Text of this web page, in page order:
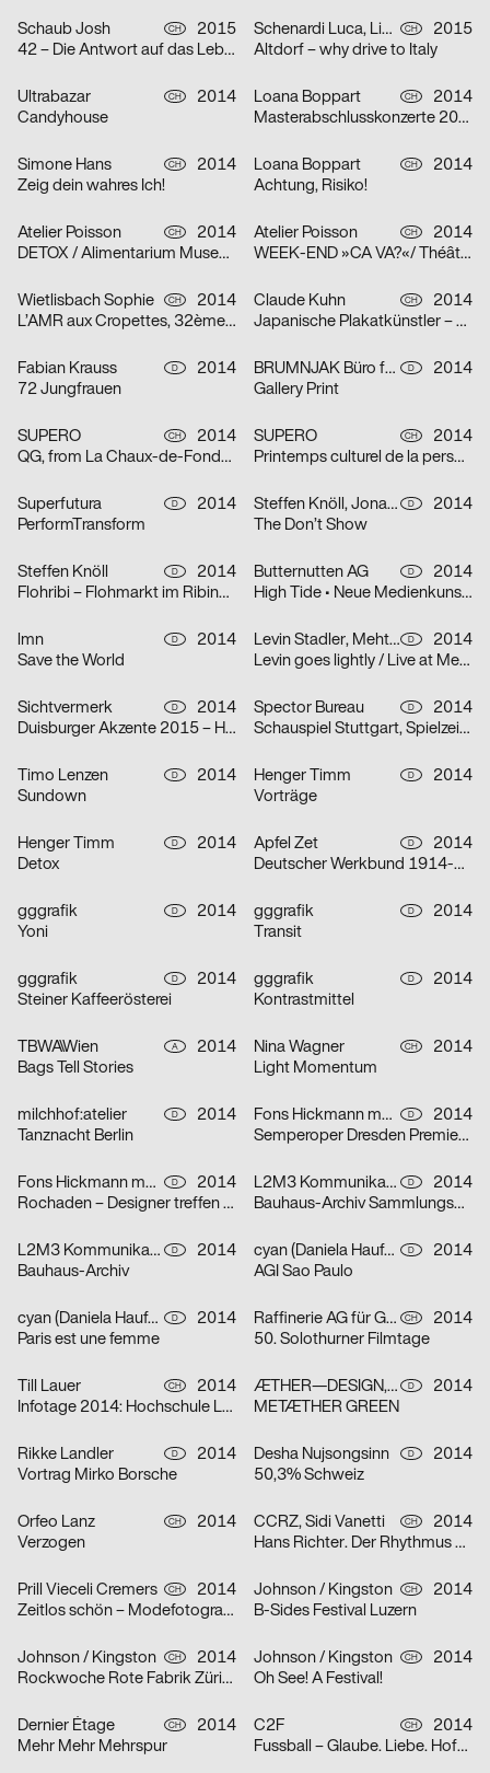
Schaub Josh CH
2015
42 – Die Antwort auf das Leben, das Universum und alles
Schenardi Luca, Lina Müller CH
2015
Altdorf – why drive to Italy
Ultrabazar CH
2014
Candyhouse
Loana Boppart CH
2014
Masterabschlusskonzerte 2014
Simone Hans CH
2014
Zeig dein wahres Ich!
Loana Boppart CH
2014
Achtung, Risiko!
Atelier Poisson CH
2014
DETOX / Alimentarium Museum
Atelier Poisson CH
2014
WEEK-END »CA VA?«/ Théâtre LES SUBSISTANCES
Wietlisbach Sophie CH
2014
L’AMR aux Cropettes, 32ème édition
Claude Kuhn CH
2014
Japanische Plakatkünstler – Kirschblüten und Askese
Fabian Krauss D
2014
72 Jungfrauen
BRUMNJAK Büro für Gestaltung, Rikke Landler D
2014
Gallery Print
SUPERO CH
2014
QG, from La Chaux-de-Fonds with love
SUPERO CH
2014
Printemps culturel de la perse à l’Iran contemporain
Superfutura D
2014
PerformTransform
Steffen Knöll, Jonas Zieher, Fabian Krauss, Mark Bohle, Henger Timm D
2014
The Don’t Show
Steffen Knöll D
2014
Flohribi – Flohmarkt im Ribingurumu
Butternutten AG D
2014
High Tide • Neue Medienkunst im Alten Volksbad
lmn D
2014
Save the World
Levin Stadler, Mehtap Avci D
2014
Levin goes lightly / Live at Merlin/Stuttgart / Live at Stattbad/Berlin
Sichtvermerk D
2014
Duisburger Akzente 2015 – Heimat
Spector Bureau D
2014
Schauspiel Stuttgart, Spielzeit 2014/2015
Timo Lenzen D
2014
Sundown
Henger Timm D
2014
Vorträge
Henger Timm D
2014
Detox
Apfel Zet D
2014
Deutscher Werkbund 1914-2014 in Venedig
gggrafik D
2014
Yoni
gggrafik D
2014
Transit
gggrafik D
2014
Steiner Kaffeerösterei
gggrafik D
2014
Kontrastmittel
TBWA\Wien A
2014
Bags Tell Stories
Nina Wagner CH
2014
Light Momentum
milchhof:atelier D
2014
Tanznacht Berlin
Fons Hickmann m23 D
2014
Semperoper Dresden Premierenplakate Spielzeit 2013/2014
Fons Hickmann m23, Werner Lieberknecht D
2014
Rochaden – Designer treffen auf die Sammlung
L2M3 Kommunikationsdesign D
2014
Bauhaus-Archiv Sammlungsplakate
L2M3 Kommunikationsdesign D
2014
Bauhaus-Archiv
cyan (Daniela Haufe + Detlef Fiedler) D
2014
AGI Sao Paulo
cyan (Daniela Haufe + Detlef Fiedler) D
2014
Paris est une femme
Raffinerie AG für Gestaltung CH
2014
50. Solothurner Filmtage
Till Lauer CH
2014
Infotage 2014: Hochschule Luzern – Design & Kunst
ÆTHER—DESIGN, Lukas Breitkreutz, gggrafik D
2014
METÆTHER GREEN
Rikke Landler D
2014
Vortrag Mirko Borsche
Desha Nujsongsinn D
2014
50,3% Schweiz
Orfeo Lanz CH
2014
Verzogen
CCRZ, Sidi Vanetti CH
2014
Hans Richter. Der Rhythmus der Avantgarde
Prill Vieceli Cremers CH
2014
Zeitlos schön – Modefotografie von Man Ray bis Mario Testino
Johnson / Kingston CH
2014
B-Sides Festival Luzern
Johnson / Kingston CH
2014
Rockwoche Rote Fabrik Zürich
Johnson / Kingston CH
2014
Oh See! A Festival!
Dernier Étage CH
2014
Mehr Mehr Mehrspur
C2F CH
2014
Fussball – Glaube. Liebe. Hoffnung.